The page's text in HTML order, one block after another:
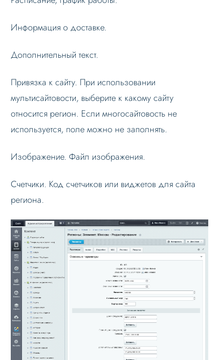
Информация о доставке.
Дополнительный текст.
Привязка к сайту. При использовании
мультисайтовости, выберите к какому сайту
относится регион. Если многосайтовость не
используется, поле можно не заполнять.
Изображение. Файл изображения.
Счетчики. Код счетчиков или виджетов для сайта
региона.